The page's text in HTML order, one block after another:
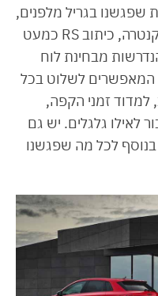
שפגשנו בגריל מלפנים,
הגה קטום וספורטיבי מצופה אלקנטרה, כיתוב RS כמעט
מבחינת לוח
המאפשרים לשלוט בכל
למדוד זמני הקפה,
לאילו גלגלים. יש גם
בנוסף לכל מה שפגשנו